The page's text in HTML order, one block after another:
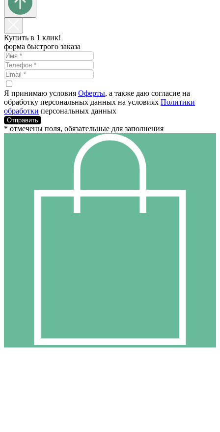
Купить в 1 клик!
форма быстрого заказа
Я принимаю условия Оферты, а также даю согласие на
обработку персональных данных на условиях Политики
обработки персональных данных
Отправить
* отмечены поля, обязательные для заполнения